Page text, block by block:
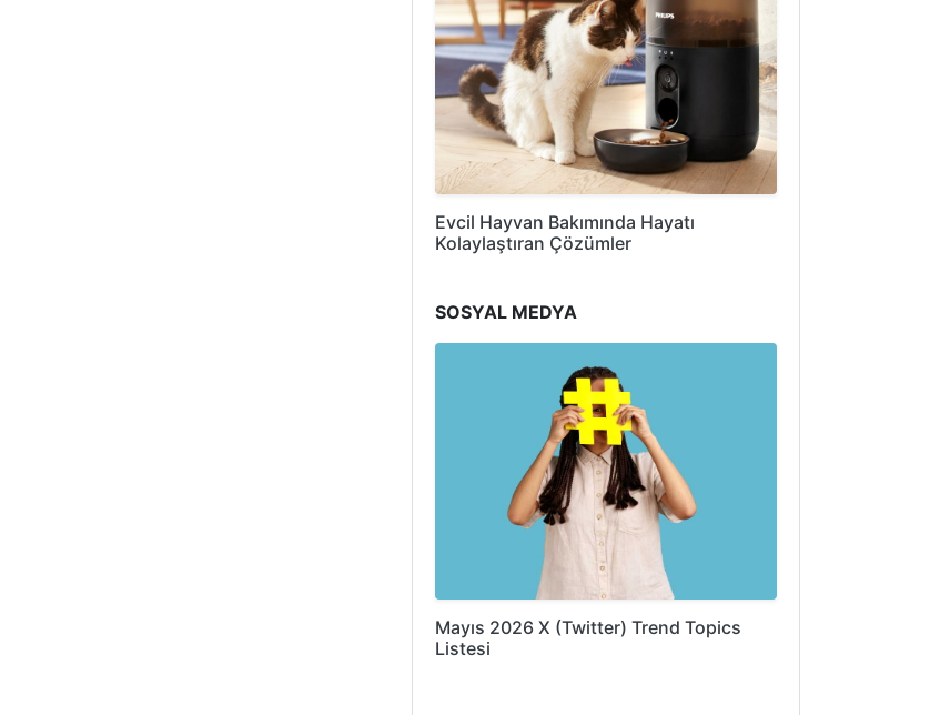
Evcil Hayvan Bakımında Hayatı
Kolaylaştıran Çözümler
SOSYAL MEDYA
Mayıs 2026 X (Twitter) Trend Topics
Listesi